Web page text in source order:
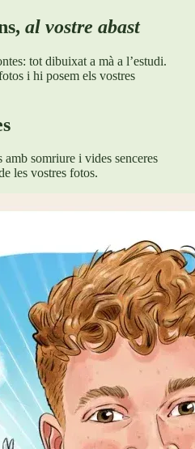
al vostre abast
tot dibuixat a mà a l’estudi.
i hi posem els vostres
amb somriure i vides senceres
les vostres fotos.